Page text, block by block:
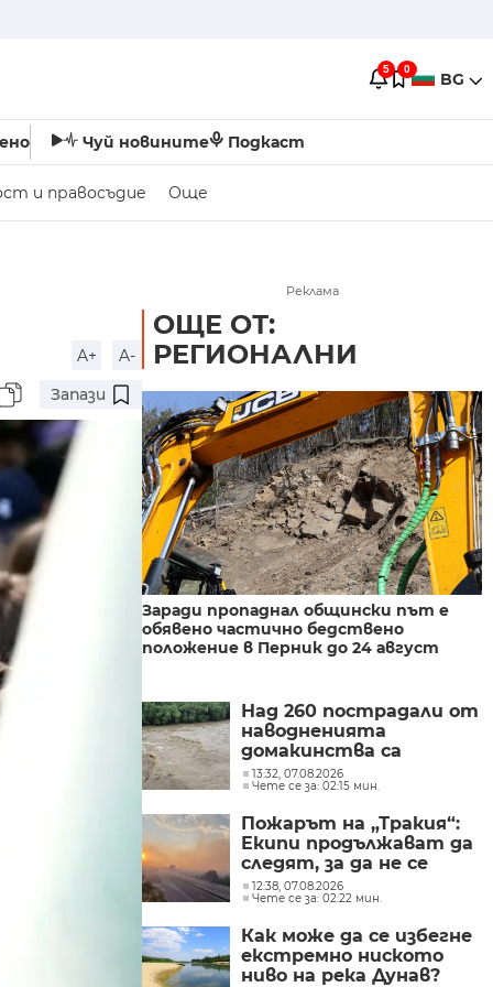
5 0 BG
Чуй новините Подкаст
и правосъдие Още
A+
A-
Запази
Реклама
ОЩЕ ОТ:
РЕГИОНАЛНИ
Заради пропаднал общински път е
обявено частично бедствено
положение в Перник до 24 август
Над 260 пострадали от
наводненията
домакинства са
получили финансова
помощ от социалното
13:32, 07.08.2026
Чете се за: 02:15 мин.
Пожарът на „Тракия“:
Екипи продължават да
следят, за да не се
разпространява
огънят
12:38, 07.08.2026
Чете се за: 02:22 мин.
Как може да се избегне
екстремно ниското
ниво на река Дунав?